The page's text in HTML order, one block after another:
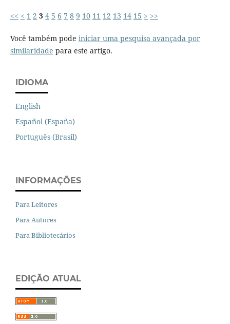
<< < 1 2 3 4 5 6 7 8 9 10 11 12 13 14 15 > >>
Você também pode iniciar uma pesquisa avançada por
similaridade para este artigo.
IDIOMA
English
Español (España)
Português (Brasil)
INFORMAÇÕES
Para Leitores
Para Autores
Para Bibliotecários
EDIÇÃO ATUAL